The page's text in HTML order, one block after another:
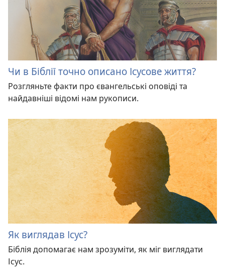
Чи в Біблії точно описано Ісусове життя?
Розгляньте факти про євангельські оповіді та
найдавніші відомі нам рукописи.
Як виглядав Ісус?
Біблія допомагає нам зрозуміти, як міг виглядати
Ісус.